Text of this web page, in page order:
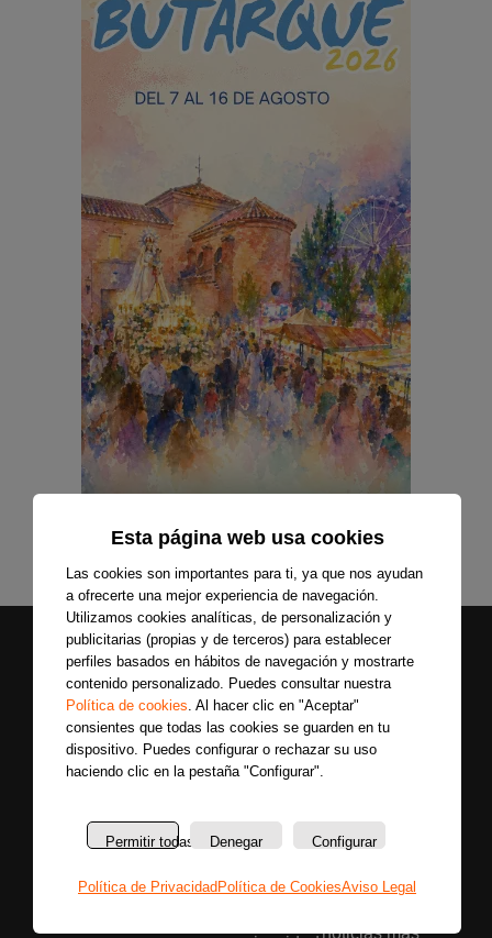
Esta página web usa cookies
Las cookies son importantes para ti, ya que nos ayudan
a ofrecerte una mejor experiencia de navegación.
Utilizamos cookies analíticas, de personalización y
publicitarias (propias y de terceros) para establecer
perfiles basados en hábitos de navegación y mostrarte
contenido personalizado. Puedes consultar nuestra
Política de cookies. Al hacer clic en "Aceptar"
consientes que todas las cookies se guarden en tu
dispositivo. Puedes configurar o rechazar su uso
haciendo clic en la pestaña "Configurar".
Permitir todas Denegar Configurar
Política de Privacidad Política de CookiesAviso Legal
Secciones
noticias
Entrevistas
Sobre
La
Política
Únete a nuestras
redes sociales y
entérate primero
noticias más